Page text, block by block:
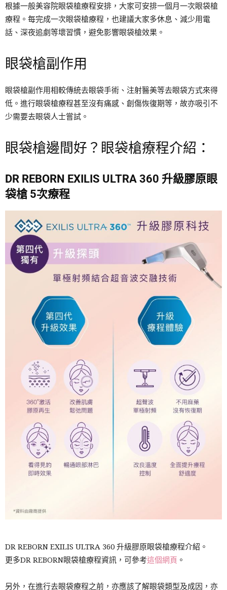
根據一般美容院眼袋槍療程安排，大家可安排一個月一次眼袋槍
療程。每完成一次眼袋槍療程，也建議大家多休息、減少用電
話、深夜追劇等壞習慣，避免影響眼袋槍效果。
眼袋槍副作用
眼袋槍副作用相較傳統去眼袋手術、注射醫美等去眼袋方式來得
低。進行眼袋槍療程甚至沒有痛感、創傷恢復期等，故亦吸引不
少需要去眼袋人士嘗試。
眼袋槍邊間好？眼袋槍療程介紹：
DR REBORN EXILIS ULTRA 360 升級膠原眼
袋槍 5次療程
DR REBORN EXILIS ULTRA 360 升級膠原眼袋槍療程介紹。
更多DR REBORN眼袋槍療程資訊，可參考這個網頁 。
另外，在進行去眼袋療程之前，亦應該了解眼袋類型及成因，亦